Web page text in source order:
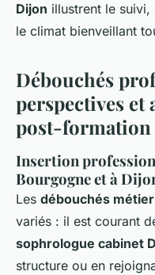
Dijon illustrent le
le climat bienveillant
Débouchés
perspectives et
post-formation
Insertion
Bourgogne et à
Les débouchés
variés : il est courant
sophrologue cabinet
structure ou en